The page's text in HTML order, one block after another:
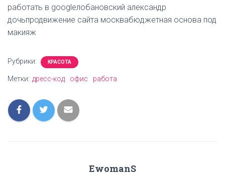
работать в googleлобановский александр
дочьпродвижение сайта москвабюджетная основа под
макияж
Рубрики: КРАСОТА
Метки: дресс-код офис работа
EwomanS